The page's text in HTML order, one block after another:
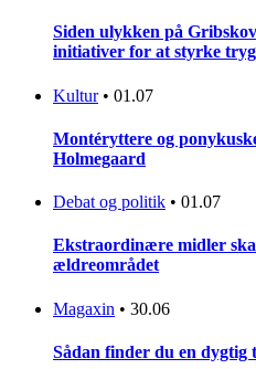
Siden ulykken på
initiativer for at styrke
Kultur • 01.07
Montéryttere og
Holmegaard
Debat og politik • 01.07
Ekstraordinære midler
ældreområdet
Magaxin • 30.06
Sådan finder du en